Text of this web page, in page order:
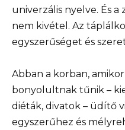
univerzális nyelve. És
nem kivétel. Az
egyszerűséget és
Abban a korban,
bonyolultnak tűnik –
diéták, divatok – üdítő
egyszerűhez és